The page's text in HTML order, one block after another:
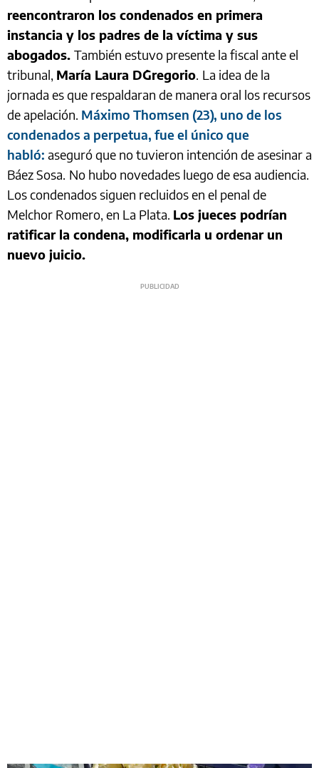
reencontraron los condenados en primera
instancia y los padres de la víctima y sus
abogados. También estuvo presente la fiscal ante el
tribunal, María Laura D´Gregorio. La idea de la
jornada es que respaldaran de manera oral los recursos
de apelación. Máximo Thomsen (23), uno de los
condenados a perpetua, fue el único que
habló: aseguró que no tuvieron intención de asesinar a
Báez Sosa. No hubo novedades luego de esa audiencia.
Los condenados siguen recluidos en el penal de
Melchor Romero, en La Plata. Los jueces podrían
ratificar la condena, modificarla u ordenar un
nuevo juicio.